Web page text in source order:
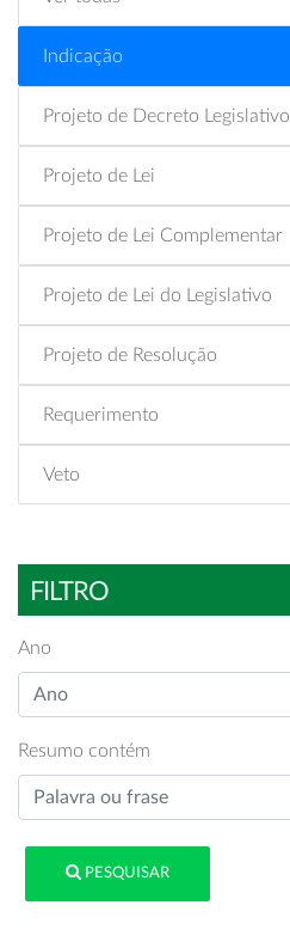
Indicação
Projeto de Decreto Legislativo
Projeto de Lei
Projeto de Lei Complementar
Projeto de Lei do Legislativo
Projeto de Resolução
Requerimento
Veto
FILTRO
Ano
Resumo contém
PESQUISAR